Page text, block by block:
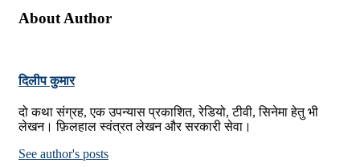
About Author
दिलीप कुमार
दो कथा संग्रह, एक उपन्यास प्रकाशित, रेडियो, टीवी, सिनेमा हेतु भी
लेखन। फ़िलहाल स्वंत्रत लेखन और सरकारी सेवा।
See author's posts